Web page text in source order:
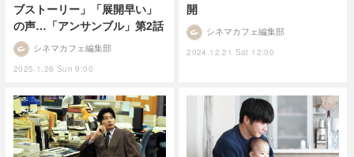
ブストーリー」「展開早い」
の声…「アンサンブル」第2話
2025.1.26 Sun 9:00
シネマカフェ編集部
開
2024.12.21 Sat 12:00
シネマカフェ編集部